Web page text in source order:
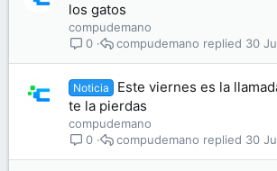
los gatos
compudemano
0
30
compudemano
Noticia
Este viernes es la
te la pierdas
compudemano
0
30
compudemano